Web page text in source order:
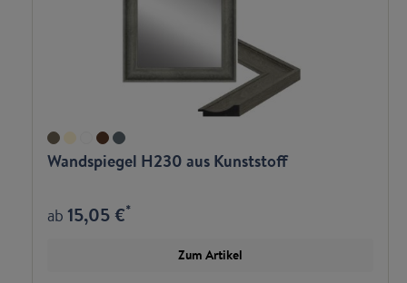
Wandspiegel H230 aus Kunststoff
ab15,05 €*
Zum Artikel